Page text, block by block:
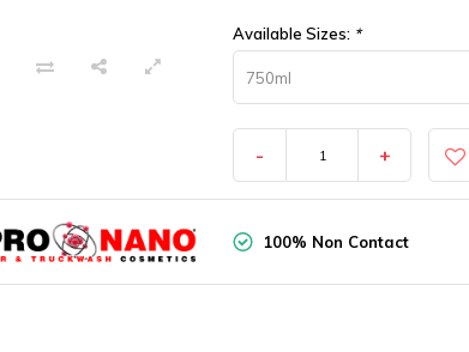
Available Sizes: *
750ml
- +
100% Non Contact